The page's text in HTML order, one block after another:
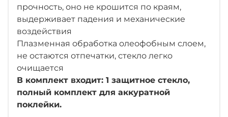
прочность, оно не крошится по краям,
выдерживает падения и механические
воздействия
Плазменная обработка олеофобным слоем,
не остаются отпечатки, стекло легко
очищается
В комплект входит: 1 защитное стекло,
полный комплект для аккуратной
поклейки.